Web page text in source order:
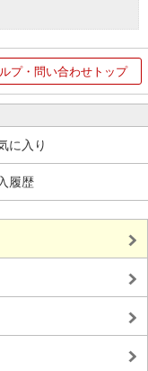
プ・問い合わせトップ
に入り
履歴